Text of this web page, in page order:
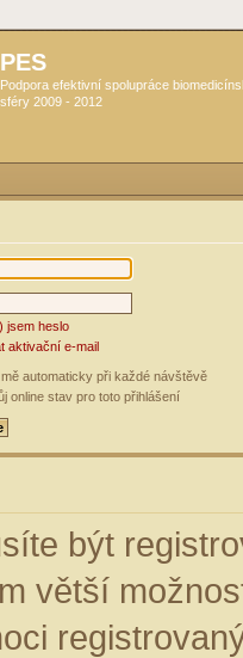
PES
Podpora efektivní spolupráce
sféry 2009 - 2012
jsem heslo
aktivační e-mail
mě automaticky při každé návštěvě
online stav pro toto přihlášení
být
větší